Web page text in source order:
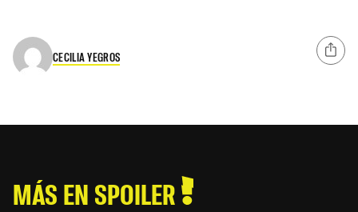
CECILIA YEGROS
MÁS EN SPOILER